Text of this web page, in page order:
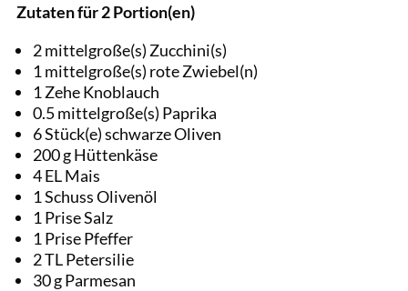
Zutaten für 2 Portion(en)
2 mittelgroße(s) Zucchini(s)
1 mittelgroße(s) rote Zwiebel(n)
1 Zehe Knoblauch
0.5 mittelgroße(s) Paprika
6 Stück(e) schwarze Oliven
200 g Hüttenkäse
4 EL Mais
1 Schuss Olivenöl
1 Prise Salz
1 Prise Pfeffer
2 TL Petersilie
30 g Parmesan